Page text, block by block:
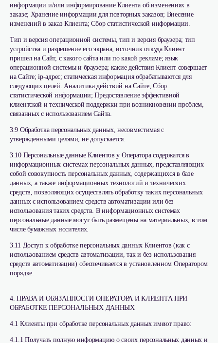
информации и/или информирование Клиента об изменениях в
заказе; Хранение информации для повторных заказов; Внесение
изменений в заказ Клиента; Сбор статистической информации.
Тип и версия операционной системы, тип и версия браузера; тип
устройства и разрешение его экрана; источник откуда Клиент
пришел на Сайт, с какого сайта или по какой рекламе; язык
операционной системы и браузера; какие действия Клиент совершает
на Сайте; ip-адрес; статическая информация обрабатываются для
следующих целей: Аналитика действий на Сайте; Сбор
статистической информации; Предоставление эффективной
клиентской и технической поддержки при возникновении проблем,
связанных с использованием Сайта.
3.9 Обработка персональных данных, несовместимая с
утвержденными целями, не допускается.
3.10 Персональные данные Клиентов у Оператора содержатся в
информационных системах персональных данных, представляющих
собой совокупность персональных данных, содержащихся в базе
данных, а также информационных технологий и технических
средств, позволяющих осуществлять обработку таких персональных
данных с использованием средств автоматизации или без
использования таких средств. В информационных системах
персональные данные могут быть размещены на материальных, в том
числе бумажных носителях.
3.11 Доступ к обработке персональных данных Клиентов (как с
использованием средств автоматизации, так и без использования
средств автоматизации) обеспечивается в установленном Оператором
порядке.
4. ПРАВА И ОБЯЗАННОСТИ ОПЕРАТОРА И КЛИЕНТА ПРИ
ОБРАБОТКЕ ПЕРСОНАЛЬНЫХ ДАННЫХ
4.1 Клиенты при обработке персональных данных имеют право:
4.1.1 Получать полную информацию о своих персональных данных и